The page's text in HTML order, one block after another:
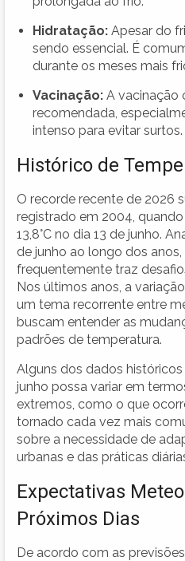
Hidratação: Apesar do
sendo essencial. É
durante os meses mais
Vacinação: A vacinação
recomendada,
intenso para evitar surtos.
Histórico de
O recorde recente de 2026
registrado em 2004,
13,8°C no dia 13 de junho.
de junho ao longo dos
frequentemente traz
Nos últimos anos, a
um tema recorrente entre
buscam entender as
padrões de temperatura.
Alguns dos dados
junho possa variar em
extremos, como o que
tornado cada vez mais
sobre a necessidade de
urbanas e das práticas
Expectativas
Próximos Dias
De acordo com as